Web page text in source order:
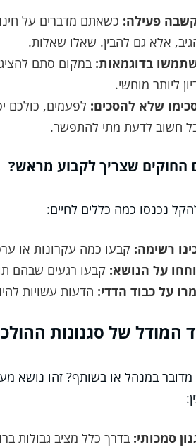
פעילה: כשאתם מדברים על
אלא גם להבין. שאלו שאלות.
בדוגמאות: במקום סתם
ליותר מוחשי.
שלא להסכים: לפעמים, כולכם
חשוב לדעת מתי להתפשר.
החוקים שצריך לקבוע מראש?
נכנסו כמה כללים לחיים:
רשימה: קבעו כמה עקרונות או
על הנושא: קבעו רגעים שבהם
על כבוד הדדי: הדעות עשויות
המודל של סגנונות
במנהל או בשותף? זהו נושא
סמכותי: בדרך כלל מציב גבולות